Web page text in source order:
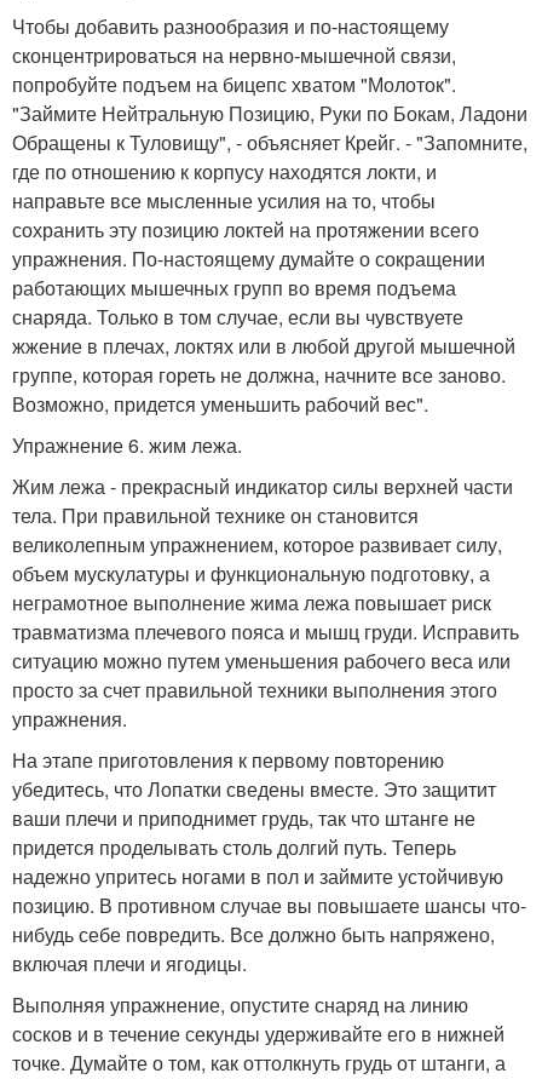
Чтобы добавить разнообразия и по-настоящему
сконцентрироваться на нервно-мышечной связи,
попробуйте подъем на бицепс хватом "Молоток".
"Займите Нейтральную Позицию, Руки по Бокам, Ладони
Обращены к Туловищу", - объясняет Крейг. - "Запомните,
где по отношению к корпусу находятся локти, и
направьте все мысленные усилия на то, чтобы
сохранить эту позицию локтей на протяжении всего
упражнения. По-настоящему думайте о сокращении
работающих мышечных групп во время подъема
снаряда. Только в том случае, если вы чувствуете
жжение в плечах, локтях или в любой другой мышечной
группе, которая гореть не должна, начните все заново.
Возможно, придется уменьшить рабочий вес".
Упражнение 6. жим лежа.
Жим лежа - прекрасный индикатор силы верхней части
тела. При правильной технике он становится
великолепным упражнением, которое развивает силу,
объем мускулатуры и функциональную подготовку, а
неграмотное выполнение жима лежа повышает риск
травматизма плечевого пояса и мышц груди. Исправить
ситуацию можно путем уменьшения рабочего веса или
просто за счет правильной техники выполнения этого
упражнения.
На этапе приготовления к первому повторению
убедитесь, что Лопатки сведены вместе. Это защитит
ваши плечи и приподнимет грудь, так что штанге не
придется проделывать столь долгий путь. Теперь
надежно упритесь ногами в пол и займите устойчивую
позицию. В противном случае вы повышаете шансы что-
нибудь себе повредить. Все должно быть напряжено,
включая плечи и ягодицы.
Выполняя упражнение, опустите снаряд на линию
сосков и в течение секунды удерживайте его в нижней
точке. Думайте о том, как оттолкнуть грудь от штанги, а